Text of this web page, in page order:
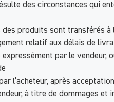
des circonstances qui
produits sont transférés à
relatif aux délais de
par le vendeur,
l’acheteur, après
à titre de dommages et